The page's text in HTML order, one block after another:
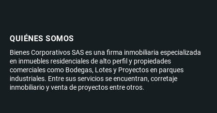
QUIÉNES SOMOS
Bienes Corporativos SAS es una firma inmobiliaria especializada
en inmuebles residenciales de alto perfil y propiedades
comerciales como Bodegas, Lotes y Proyectos en parques
industriales. Entre sus servicios se encuentran, corretaje
inmobiliario y venta de proyectos entre otros.